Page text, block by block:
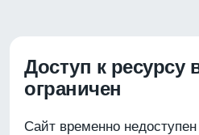
Доступ к ресурсу
ограничен
Сайт временно